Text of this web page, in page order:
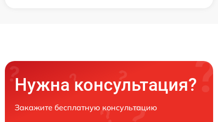
Нужна консультация?
Закажите бесплатную консультацию